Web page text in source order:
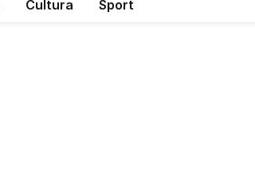
Cultura Sport